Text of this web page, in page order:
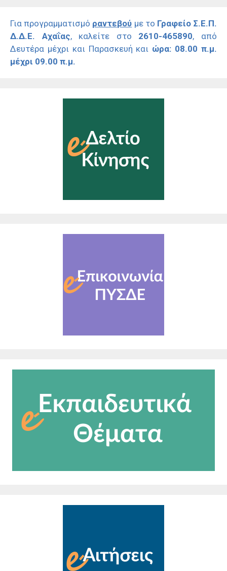
Για προγραμματισμό ραντεβού με το Γραφείο Σ.Ε.Π.
Δ.Δ.Ε. Αχαΐας, καλείτε στο 2610-465890, από
Δευτέρα μέχρι και Παρασκευή και ώρα: 08.00 π.μ.
μέχρι 09.00 π.μ.